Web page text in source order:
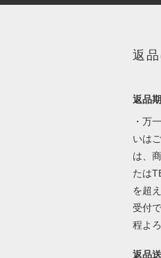
返
返品
・万
いは
は、
たは
を超
受付
程よ
返品